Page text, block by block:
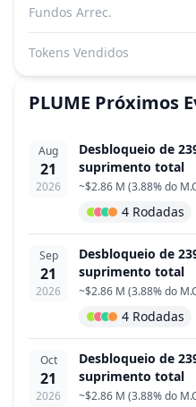
Fundos Arrec.
Tokens Vendidos
PLUME Próximos
Aug
21
2026
Desbloqueio de
suprimento total
~$2.86 M (3.88% do
4 Rodadas
Sep
21
2026
Desbloqueio de
suprimento total
~$2.86 M (3.88% do
4 Rodadas
Oct
21
2026
Desbloqueio de
suprimento total
~$2.86 M (3.88% do